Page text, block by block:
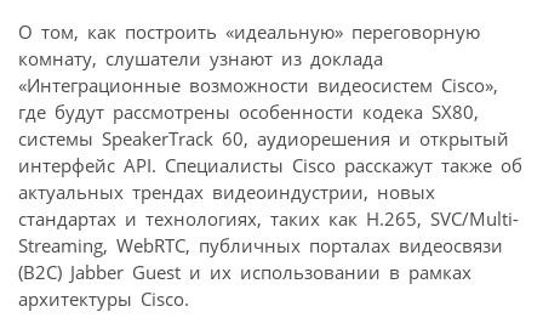
О том, как построить «идеальную» переговорную
комнату, слушатели узнают из доклада
«Интеграционные возможности видеосистем Cisco»,
где будут рассмотрены особенности кодека SX80,
системы SpeakerTrack 60, аудиорешения и открытый
интерфейс API. Специалисты Cisco расскажут также об
актуальных трендах видеоиндустрии, новых
стандартах и технологиях, таких как H.265, SVC/Multi-
Streaming, WebRTC, публичных порталах видеосвязи
(B2C) Jabber Guest и их использовании в рамках
архитектуры Cisco.